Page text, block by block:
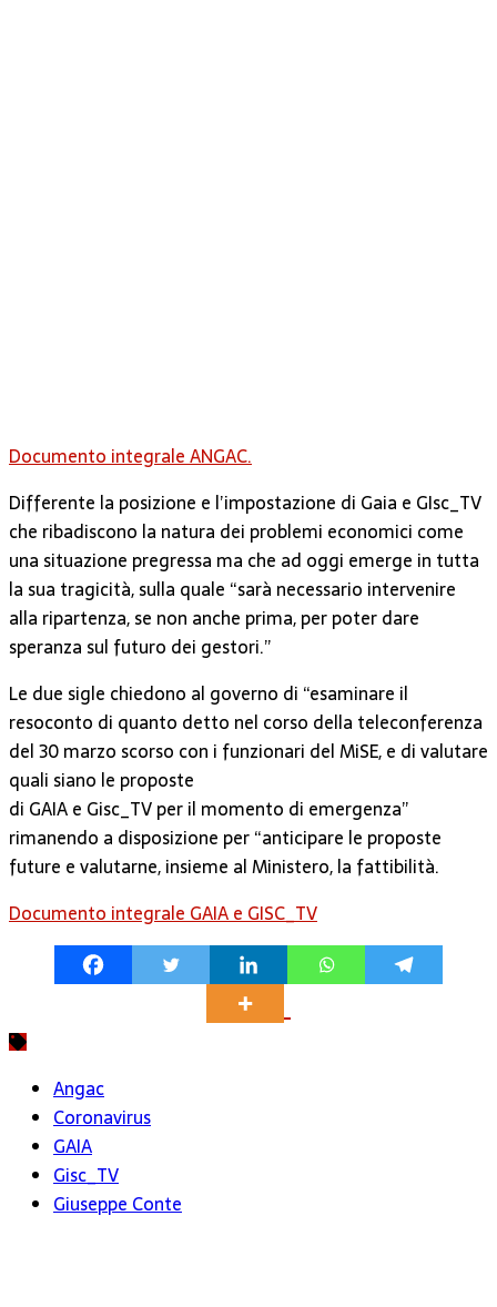
Documento integrale ANGAC.
Differente la posizione e l’impostazione di Gaia e GIsc_TV
che ribadiscono la natura dei problemi economici come
una situazione pregressa ma che ad oggi emerge in tutta
la sua tragicità, sulla quale “sarà necessario intervenire
alla ripartenza, se non anche prima, per poter dare
speranza sul futuro dei gestori.”
Le due sigle chiedono al governo di “esaminare il
resoconto di quanto detto nel corso della teleconferenza
del 30 marzo scorso con i funzionari del MiSE, e di valutare
quali siano le proposte
di GAIA e Gisc_TV per il momento di emergenza”
rimanendo a disposizione per “anticipare le proposte
future e valutarne, insieme al Ministero, la fattibilità.
Documento integrale GAIA e GISC_TV
Angac
Coronavirus
GAIA
Gisc_TV
Giuseppe Conte